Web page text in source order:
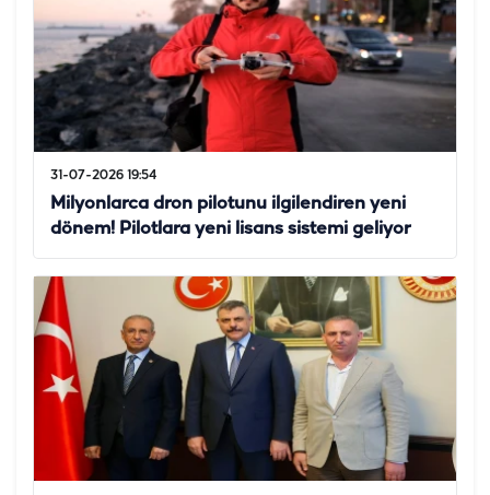
31-07-2026 19:54
Milyonlarca dron pilotunu ilgilendiren yeni
dönem! Pilotlara yeni lisans sistemi geliyor